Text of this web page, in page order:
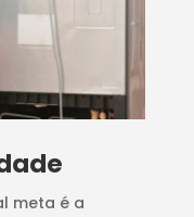
meta é a